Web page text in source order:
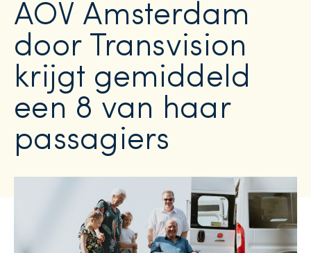
AOV Amsterdam
door Transvision
krijgt gemiddeld
een 8 van haar
passagiers